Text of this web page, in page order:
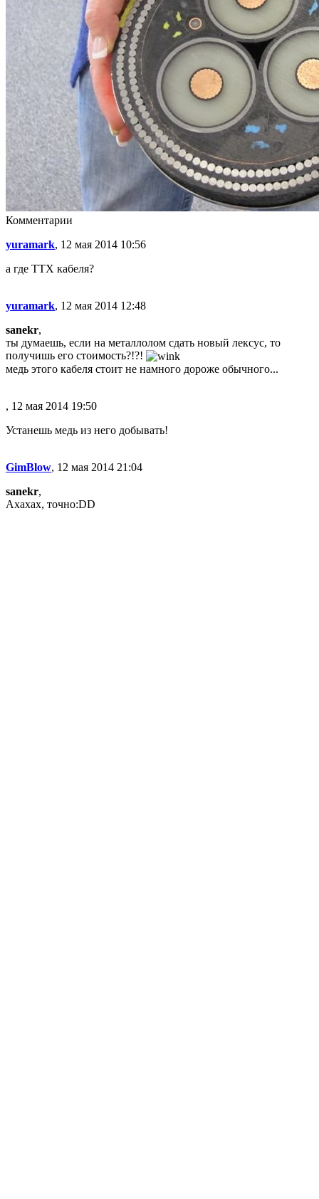
Комментарии
yuramark, 12 мая 2014 10:56
а где ТТХ кабеля?
yuramark, 12 мая 2014 12:48
sanekr,
ты думаешь, если на металлолом сдать новый лексус, то
получишь его стоимость?!?!
медь этого кабеля стоит не намного дороже обычного...
, 12 мая 2014 19:50
Устанешь медь из него добывать!
GimBlow, 12 мая 2014 21:04
sanekr,
Ахахах, точно:DD